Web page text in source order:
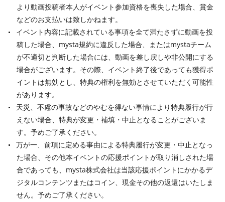
より動画投稿者本人がイベント参加資格を喪失した場合、賞金
などのお支払いは致しかねます。
イベント内容に記載されている事項を全て満たさずに動画を投
稿した場合、mysta規約に違反した場合、またはmystaチーム
が不適切と判断した場合には、動画を差し戻しや非公開にする
場合がございます。その際、イベント終了後であっても獲得ポ
イントは無効とし、特典の権利を無効とさせていただく可能性
があります。
天災、不慮の事故などのやむを得ない事情により特典履行が行
えない場合、特典が変更・補填・中止となることがございま
す。予めご了承ください。
万が一、前項に定める事由による特典履行が変更・中止となっ
た場合、その他本イベントの応援ポイントが取り消しされた場
合であっても、mysta株式会社は当該応援ポイントにかかるデ
ジタルコンテンツまたはコイン、現金その他の返還はいたしま
せん。予めご了承ください。